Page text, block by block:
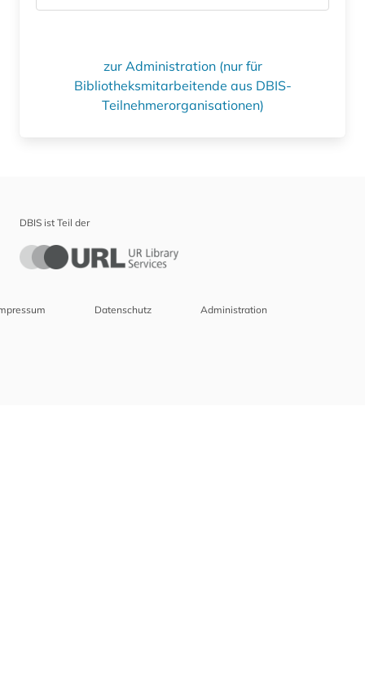
zur Administration (nur für
Bibliotheksmitarbeitende aus DBIS-
Teilnehmerorganisationen)
DBIS ist Teil der
Datenschutz Administration